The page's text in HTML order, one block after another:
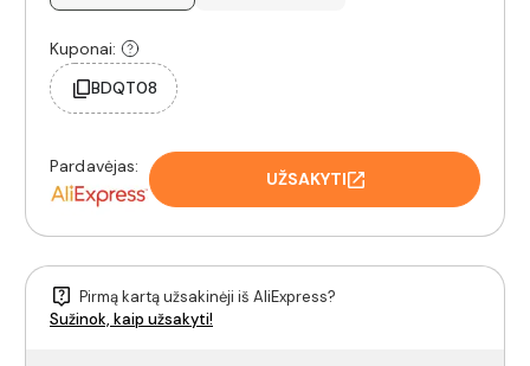
Kuponai:
BDQT08
Pardavėjas:
UŽSAKYTI
Pirmą kartą užsakinėji iš AliExpress?
Sužinok, kaip užsakyti!